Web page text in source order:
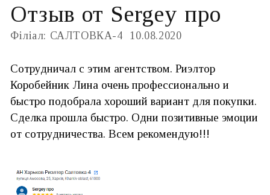
Отзыв от Sergey про
Філіал: САЛТОВКА-4 10.08.2020
Сотрудничал с этим агентством. Риэлтор
Коробейник Лина очень профессионально и
быстро подобрала хороший вариант для покупки.
Сделка прошла быстро. Одни позитивные эмоции
от сотрудничества. Всем рекомендую!!!